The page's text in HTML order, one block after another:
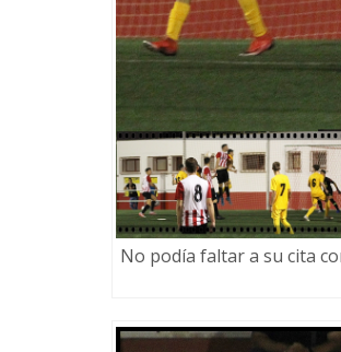
No podía faltar a su cita